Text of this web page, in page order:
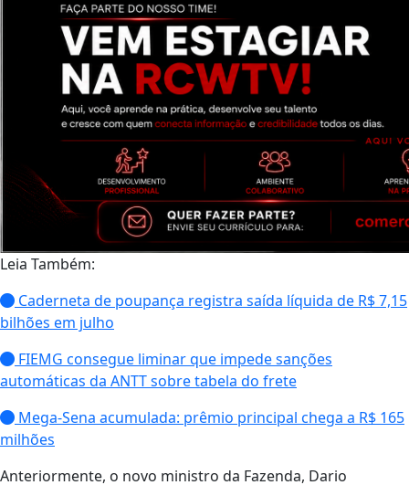
Leia Também:
Caderneta de poupança registra saída líquida de R$ 7,15
bilhões em julho
FIEMG consegue liminar que impede sanções
automáticas da ANTT sobre tabela do frete
Mega-Sena acumulada: prêmio principal chega a R$ 165
milhões
Anteriormente, o novo ministro da Fazenda, Dario